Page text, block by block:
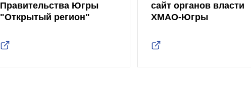
Правительства Югры
"Открытый регион"
сайт органов власти
ХМАО-Югры